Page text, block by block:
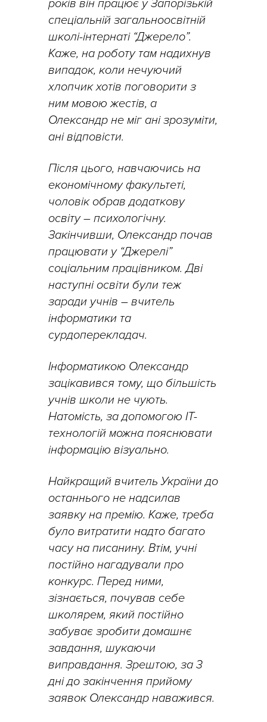
років він працює у Запорізькій
спеціальній загальноосвітній
школі-інтернаті “Джерело”.
Каже, на роботу там надихнув
випадок, коли нечуючий
хлопчик хотів поговорити з
ним мовою жестів, а
Олександр не міг ані зрозуміти,
ані відповісти.
Після цього, навчаючись на
економічному факультеті,
чоловік обрав додаткову
освіту – психологічну.
Закінчивши, Олександр почав
працювати у “Джерелі”
соціальним працівником. Дві
наступні освіти були теж
заради учнів – вчитель
інформатики та
сурдоперекладач.
Інформатикою Олександр
зацікавився тому, що більшість
учнів школи не чують.
Натомість, за допомогою ІТ-
технологій можна пояснювати
інформацію візуально.
Найкращий вчитель України до
останнього не надсилав
заявку на премію. Каже, треба
було витратити надто багато
часу на писанину. Втім, учні
постійно нагадували про
конкурс. Перед ними,
зізнається, почував себе
школярем, який постійно
забуває зробити домашнє
завдання, шукаючи
виправдання. Зрештою, за 3
дні до закінчення прийому
заявок Олександр наважився.